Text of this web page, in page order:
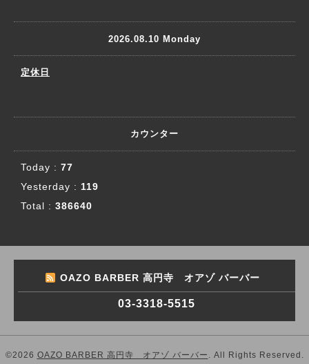
2026.08.10 Monday
定休日
カウンター
Today : 77
Yesterday : 119
Total : 386640
OAZO BARBER 高円寺 オアゾ バーバー
03-3318-5515
©2026 OAZO BARBER 高円寺 オアゾ バーバー . All Rights Reserved.